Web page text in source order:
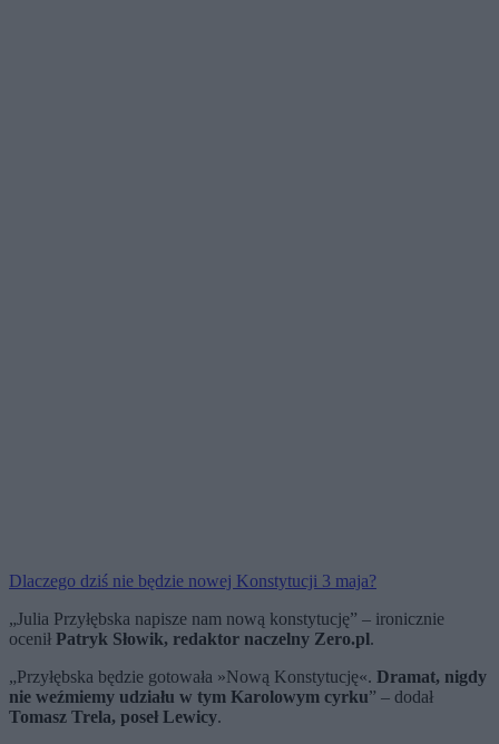
Dlaczego dziś nie będzie nowej Konstytucji 3 maja?
„Julia Przyłębska napisze nam nową konstytucję” – ironicznie
ocenił Patryk Słowik, redaktor naczelny Zero.pl.
„Przyłębska będzie gotowała »Nową Konstytucję«. Dramat, nigdy
nie weźmiemy udziału w tym Karolowym cyrku” – dodał
Tomasz Trela, poseł Lewicy.